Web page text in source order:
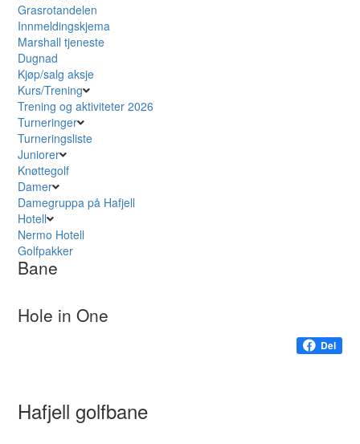
Grasrotandelen
Innmeldingskjema
Marshall tjeneste
Dugnad
Kjøp/salg aksje
Kurs/Trening
Trening og aktiviteter 2026
Turneringer
Turneringsliste
Juniorer
Knøttegolf
Damer
Damegruppa på Hafjell
Hotell
Nermo Hotell
Golfpakker
Bane
Hole in One
Del
Hafjell golfbane